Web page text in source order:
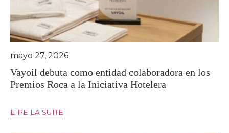
Vayoil debuta como entidad colaboradora en los
Premios Roca a la Iniciativa Hotelera
mayo 27, 2026
LIRE LA SUITE